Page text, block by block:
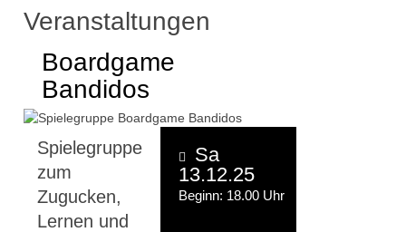
Veranstaltungen
Boardgame
Bandidos
Spielegruppe
zum
Zugucken,
Lernen und
Sa
13.12.25
Beginn: 18.00 Uhr